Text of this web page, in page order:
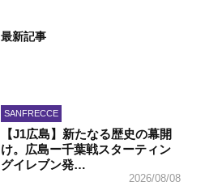
最新記事
SANFRECCE
【J1広島】新たなる歴史の幕開
け。広島ー千葉戦スターティン
グイレブン発…
2026/08/08